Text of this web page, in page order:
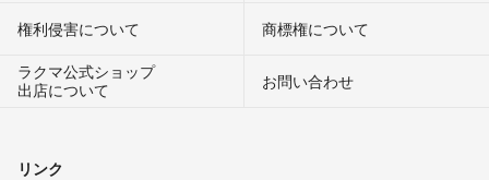
権利侵害について
商標権について
ラクマ公式ショップ
出店について
お問い合わせ
リンク